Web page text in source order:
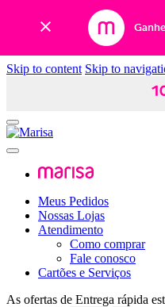
Skip to content Skip to
Meus Pedidos
Nossas Lojas
Atendimento
Como comprar
Fale conosco
Cartões e Serviços
As ofertas de Entrega rápida